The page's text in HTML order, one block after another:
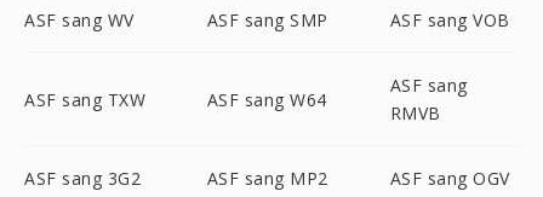
ASF sang WV ASF sang SMP ASF sang VOB
ASF sang TXW ASF sang W64
ASF sang
RMVB
ASF sang 3G2 ASF sang MP2 ASF sang OGV